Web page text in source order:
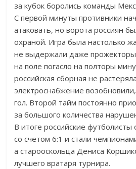
за кубок боролись команды
С первой минуты противники
атаковать, но ворота россиян
охраной. Игра была настолько
не выдержали даже
на поле погасло на полторы
российская сборная не
электроснабжение
гол. Второй тайм постоянно
за большого количества
В итоге российские
со счетом 6:1 и стали
а старооскольца Дениса
лучшего вратаря турнира.